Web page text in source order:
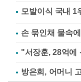
손 묶인채 물속
"서장훈, 28억에
방은희, 어머니